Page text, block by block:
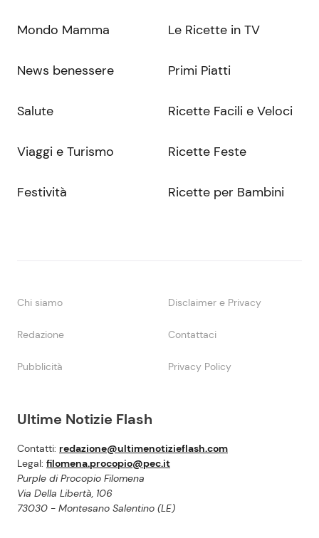
Ultime Notizie Flash
Contatti: redazione@ultimenotizieflash.com
Legal: filomena.procopio@pec.it
Purple di Procopio Filomena
Via Della Libertà, 106
73030 - Montesano Salentino (LE)
Mondo Mamma
News benessere
Salute
Viaggi e Turismo
Festività
Le Ricette in TV
Primi Piatti
Ricette Facili e Veloci
Ricette Feste
Ricette per Bambini
Chi siamo Disclaimer e Privacy
Redazione Contattaci
Pubblicità Privacy Policy